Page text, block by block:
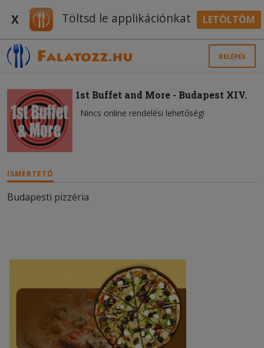
X Töltsd le applikációnkat LETÖLTÖM
BELÉPÉS
1st Buffet and More - Budapest XIV.
Nincs online rendelési lehetőség!
ISMERTETŐ
Budapesti pizzéria